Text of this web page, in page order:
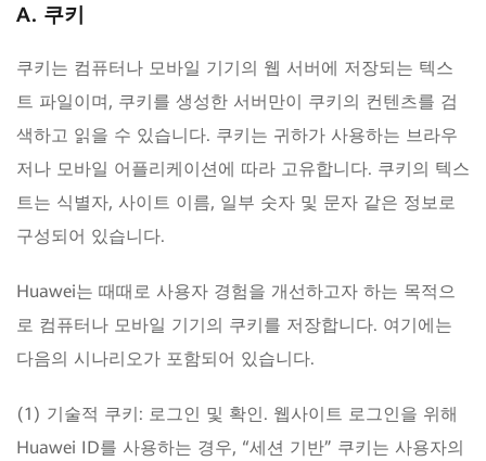
A. 쿠키
쿠키는 컴퓨터나 모바일 기기의 웹 서버에 저장되는 텍스
트 파일이며, 쿠키를 생성한 서버만이 쿠키의 컨텐츠를 검
색하고 읽을 수 있습니다. 쿠키는 귀하가 사용하는 브라우
저나 모바일 어플리케이션에 따라 고유합니다. 쿠키의 텍스
트는 식별자, 사이트 이름, 일부 숫자 및 문자 같은 정보로
구성되어 있습니다.
Huawei는 때때로 사용자 경험을 개선하고자 하는 목적으
로 컴퓨터나 모바일 기기의 쿠키를 저장합니다. 여기에는
다음의 시나리오가 포함되어 있습니다.
(1) 기술적 쿠키: 로그인 및 확인. 웹사이트 로그인을 위해
Huawei ID를 사용하는 경우, “세션 기반” 쿠키는 사용자의